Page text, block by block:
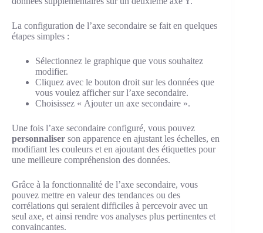
La configuration de l’axe secondaire se fait en quelques
étapes simples :
Sélectionnez le graphique que vous souhaitez
modifier.
Cliquez avec le bouton droit sur les données que
vous voulez afficher sur l’axe secondaire.
Choisissez « Ajouter un axe secondaire ».
Une fois l’axe secondaire configuré, vous pouvez
personnaliser son apparence en ajustant les échelles, en
modifiant les couleurs et en ajoutant des étiquettes pour
une meilleure compréhension des données.
Grâce à la fonctionnalité de l’axe secondaire, vous
pouvez mettre en valeur des tendances ou des
corrélations qui seraient difficiles à percevoir avec un
seul axe, et ainsi rendre vos analyses plus pertinentes et
convaincantes.